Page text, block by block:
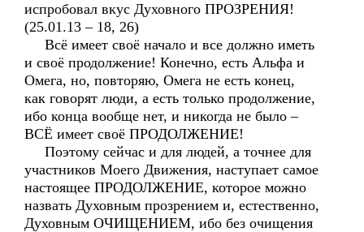
испробовал вкус Духовного ПРОЗРЕНИЯ!
(25.01.13 – 18, 26)
Всё имеет своё начало и все должно иметь
и своё продолжение! Конечно, есть Альфа и
Омега, но, повторяю, Омега не есть конец,
как говорят люди, а есть только продолжение,
ибо конца вообще нет, и никогда не было –
ВСЁ имеет своё ПРОДОЛЖЕНИЕ!
Поэтому сейчас и для людей, а точнее для
участников Моего Движения, наступает самое
настоящее ПРОДОЛЖЕНИЕ, которое можно
назвать Духовным прозрением и, естественно,
Духовным ОЧИЩЕНИЕМ, ибо без очищения